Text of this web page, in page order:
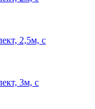
2,5м, с
3м, с